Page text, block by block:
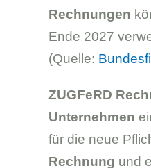
Rechnungen
Ende 2027
(Quelle:
ZUGFeRD
Unternehmen
für die neue
Rechnung und